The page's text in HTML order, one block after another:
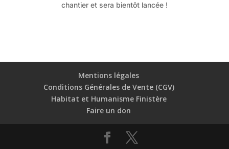
chantier et sera bientôt lancée !
Mentions légales
Conditions Générales de Vente (CGV)
Habitat et Humanisme Finistère
Faire un don